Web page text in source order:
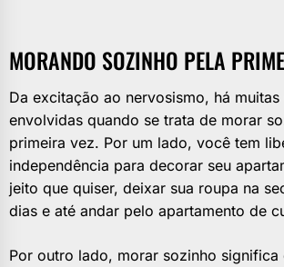
MORANDO SOZINHO PELA
Da excitação ao nervosismo, há
envolvidas quando se trata de morar
primeira vez. Por um lado, você tem
independência para decorar seu
jeito que quiser, deixar sua roupa na
dias e até andar pelo apartamento de
Por outro lado, morar sozinho significa